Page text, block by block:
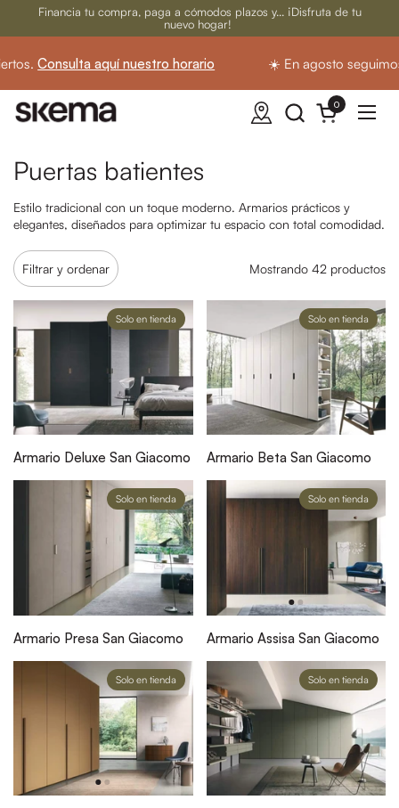
Ir al contenido
Financia tu compra, paga a cómodos plazos y... ¡Disfruta de tu
nuevo hogar!
Consulta aquí nuestro horario ☀️ En agosto seguimos
Abrir carrito
0
Abrir
Puertas batientes
Estilo tradicional con un toque moderno. Armarios prácticos y
elegantes, diseñados para optimizar tu espacio con total comodidad.
Filtrar y ordenar Mostrando 42 productos
Armario Deluxe San Giacomo
Solo en tienda
Armario Beta San Giacomo
Solo en tienda
Armario Presa San Giacomo
Solo en tienda
Armario Assisa San Giacomo
Solo en tienda
Solo en tienda Solo en tienda